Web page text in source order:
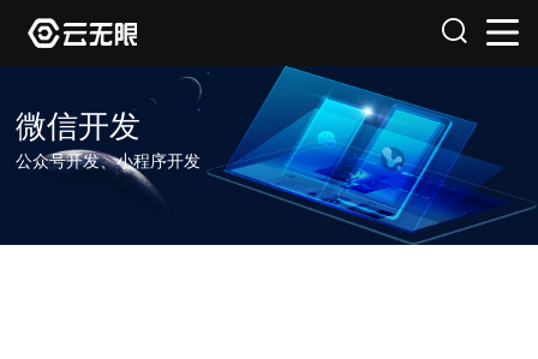
微信开发
公众号开发、小程序开发